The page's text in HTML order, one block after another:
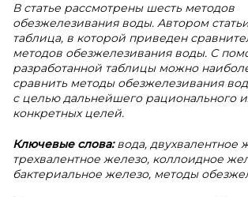
В статье рассмотрены шесть методов
обезжелезивания воды. Автором
таблица, в которой приведен
методов обезжелезивания воды. С
разработанной таблицы можно
сравнить методы обезжелезивания
с целью дальнейшего рационального
конкретных целей.
Ключевые слова:вода, двухвалентное
трехвалентное железо, коллоидное
бактериальное железо, методы